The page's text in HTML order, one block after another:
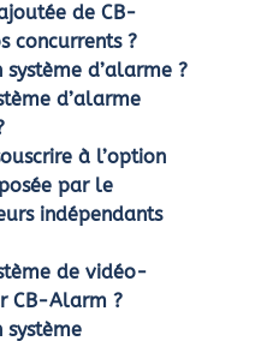
de CB-
concurrents ?
système d’alarme ?
d’alarme
à l’option
par le
indépendants
de vidéo-
CB-Alarm ?
système